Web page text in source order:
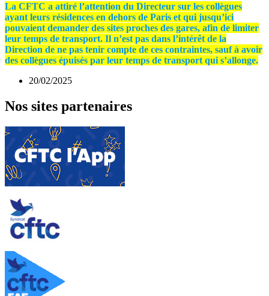
La CFTC a attiré l’attention du Directeur sur les collègues
ayant leurs résidences en dehors de Paris et qui jusqu’ici
pouvaient demander des sites proches des gares, afin de limiter
leur temps de transport. Il n’est pas dans l’intérêt de la
Direction de ne pas tenir compte de ces contraintes, sauf à avoir
des collègues épuisés par leur temps de transport qui s’allonge.
20/02/2025
Nos sites partenaires